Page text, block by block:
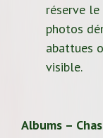
réserve
photos
abattues
visible.
Albums –